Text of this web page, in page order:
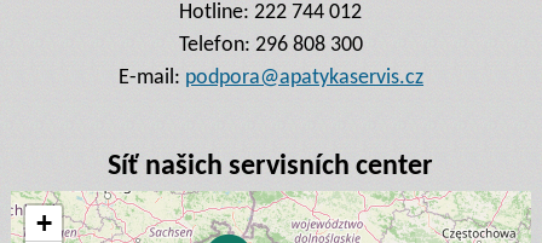
Hotline:222 744 012
Telefon: 296 808 300
E-mail: podpora@apatykaservis.cz
Síť našich servisních center
+